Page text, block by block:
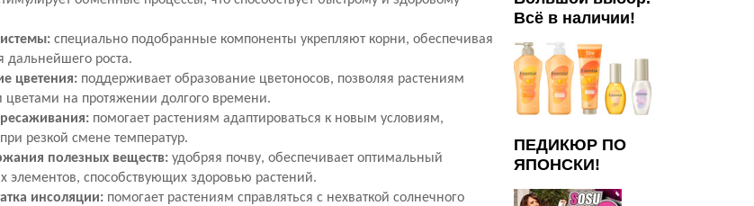
специально подобранные компоненты укрепляют корни, обеспечивая
роста.
цветения: поддерживает образование цветоносов, позволяя растениям
цветами на протяжении долгого времени.
помогает растениям адаптироваться к новым условиям,
резкой смене температур.
полезных веществ: удобряя почву, обеспечивает оптимальный
элементов, способствующих здоровью растений.
инсоляции: помогает растениям справляться с нехваткой солнечного
Всё в наличии!
ПЕДИКЮР ПО
ЯПОНСКИ!